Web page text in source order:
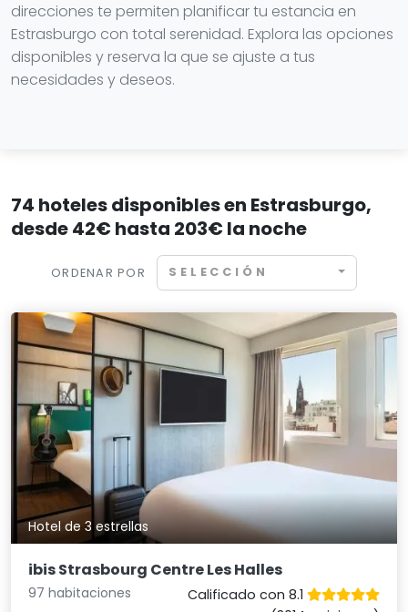
direcciones te permiten planificar tu estancia en
Estrasburgo con total serenidad. Explora las opciones
disponibles y reserva la que se ajuste a tus
necesidades y deseos.
74 hoteles disponibles en Estrasburgo,
desde 42€ hasta 203€ la noche
ORDENAR POR SELECCIÓN
Hotel de 3 estrellas
ibis Strasbourg Centre Les Halles
97 habitaciones
Calificado con 8.1